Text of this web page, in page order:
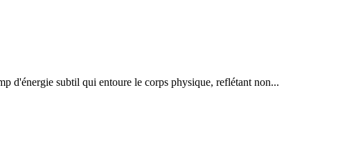
d'énergie subtil qui entoure le corps physique, reflétant non...